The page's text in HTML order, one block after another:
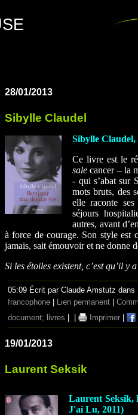
28/01/2013
Sibylle Claudel
Sibylle Claudel,
Ce livre est le
salecancer – la
- qui s’abat sur
mots bruts, des
elle raconte
séjours
autres, avant
à force de courage. Son style est
jamais, sait émouvoir et ne donne
Si les étoiles existent, c’est qu’il y
05:09 Écrit par Claude Amstutz dans
francophone
Lien permanent
document; livres
Imprimer
19/01/2013
Laurent Seksik
Laurent Seksik,
J'ai Lu, 2011)